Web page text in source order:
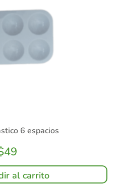
6 espacios
49
al carrito